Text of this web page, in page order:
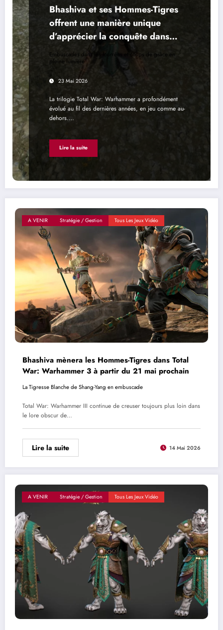
Bhashiva et ses Hommes-Tigres
offrent une manière unique
d’apprécier la conquête dans
Total War: Warhammer 3
Embuscades dans les fourrées et coups de grâce en
pleine lumière
23 Mai 2026
La trilogie Total War: Warhammer a profondément
évolué au fil des dernières années, en jeu comme au-
dehors.…
Lire la suite
A VENIR Stratégie / Gestion Tous Les Jeux Vidéo
Bhashiva mènera les Hommes-Tigres dans Total
War: Warhammer 3 à partir du 21 mai prochain
La Tigresse Blanche de Shang-Yang en embuscade
Total War: Warhammer III continue de creuser toujours plus loin dans
le lore obscur de…
Lire la suite 14 Mai 2026
A VENIR Stratégie / Gestion Tous Les Jeux Vidéo